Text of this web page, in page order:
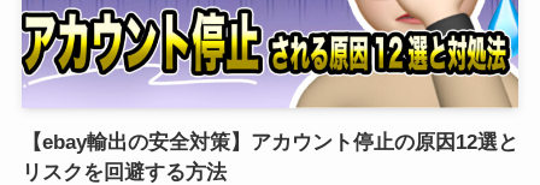
【ebay輸出の安全対策】アカウント停止の原因12選と
リスクを回避する方法